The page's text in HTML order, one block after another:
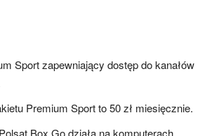
Sport zapewniający dostęp do kanałów
Premium Sport to 50 zł miesięcznie.
Polsat Box Go działa na komputerach,